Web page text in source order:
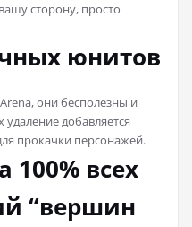
сторону, просто
юнитов
они бесполезны и
добавляется
прокачки персонажей.
100% всех
“вершин